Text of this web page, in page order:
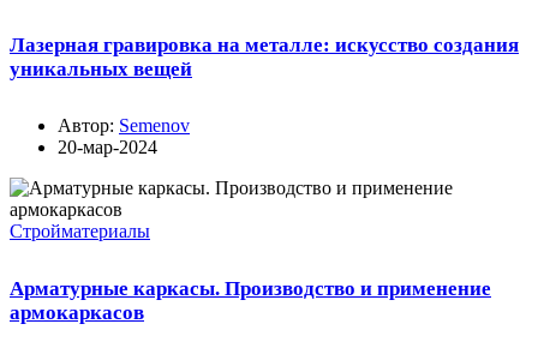
Лазерная гравировка на металле: искусство создания
уникальных вещей
Автор: Semenov
20-мар-2024
Стройматериалы
Арматурные каркасы. Производство и применение
армокаркасов